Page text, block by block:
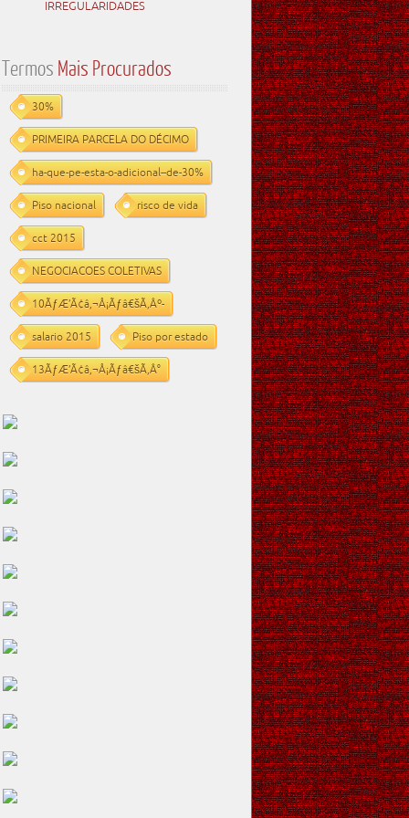
IRREGULARIDADES
Termos Mais Procurados
30%
PRIMEIRA PARCELA DO DÉCIMO
ha-que-pe-esta-o-adicional--de-30%
Piso nacional risco de vida
cct 2015
NEGOCIACOES COLETIVAS
10ÃƒÆ’Ã¢â‚¬Å¡Ãƒâ€šÃ‚Âº-
salario 2015 Piso por estado
13ÃƒÆ’Ã¢â‚¬Å¡Ãƒâ€šÃ‚Â°